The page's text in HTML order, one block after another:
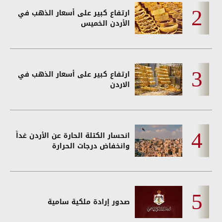
ارتفاع كبير على أسعار الذهب في
الأردن الخميس
ارتفاع كبير على أسعار الذهب في
الاردن
انحسار الكتلة الحارة عن الأردن غداً
وانخفاض درجات الحرارة
صدور إرادة ملكية سامية